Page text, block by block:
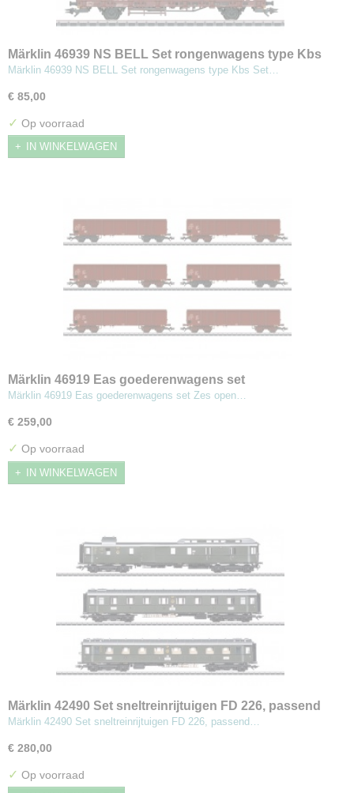
Märklin 46939 NS BELL Set rongenwagens type Kbs
Märklin 46939 NS BELL Set rongenwagens type Kbs Set…
€ 85,00
✓ Op voorraad
IN WINKELWAGEN
Märklin 46919 Eas goederenwagens set
Märklin 46919 Eas goederenwagens set Zes open…
€ 259,00
✓ Op voorraad
IN WINKELWAGEN
Märklin 42490 Set sneltreinrijtuigen FD 226, passend
bij stoomlocomotief type 01
Märklin 42490 Set sneltreinrijtuigen FD 226, passend…
€ 280,00
✓ Op voorraad